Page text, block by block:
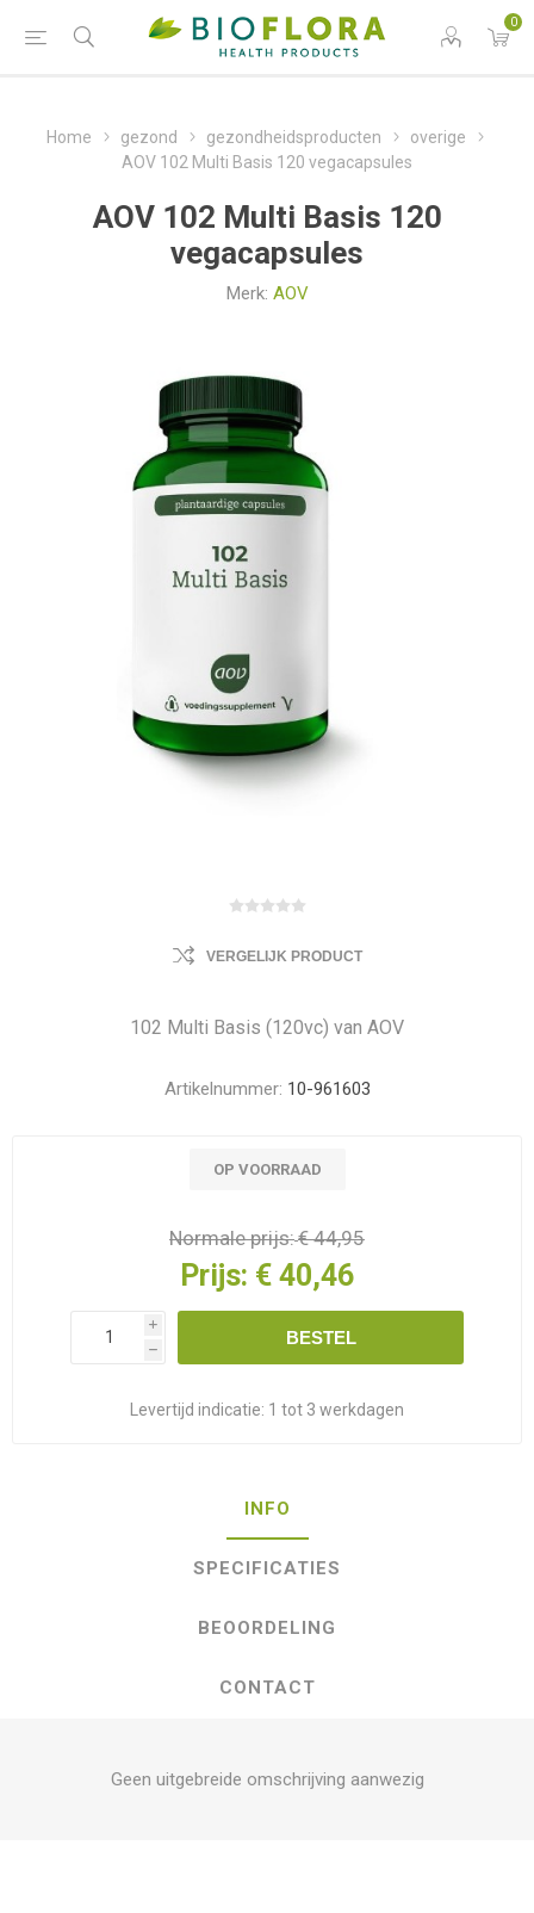
0
Home gezond gezondheidsproducten
overige
AOV 102 Multi Basis 120 vegacapsules
AOV 102 Multi Basis 120
vegacapsules
Merk: AOV
VERGELIJK PRODUCT
102 Multi Basis (120vc) van AOV
Artikelnummer: 10-961603
OP VOORRAAD
Normale prijs:€ 44,95
Prijs: € 40,46
i
h
BESTEL
Levertijd indicatie: 1 tot 3 werkdagen
INFO
SPECIFICATIES
BEOORDELING
CONTACT
Geen uitgebreide omschrijving aanwezig